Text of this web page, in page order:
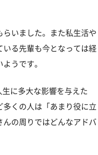
いました。また私生活や
いる先輩も今となっては経
うです。
に多大な影響を与えた
多くの人は「あまり役に立
んの周りではどんなアドバ